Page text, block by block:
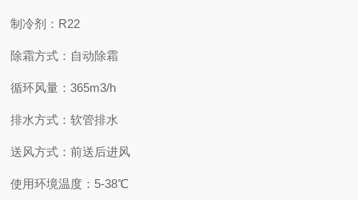
制冷剂：R22
除霜方式：自动除霜
循环风量：365m3/h
排水方式：软管排水
送风方式：前送后进风
使用环境温度：5-38℃